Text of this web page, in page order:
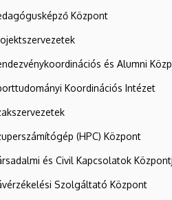
Központ
és Alumni
Koordinációs Intézet
(HPC) Központ
és Civil Kapcsolatok
Szolgáltató Központ